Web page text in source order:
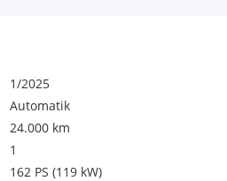
1/2025
Automatik
24.000 km
1
162 PS (119 kW)